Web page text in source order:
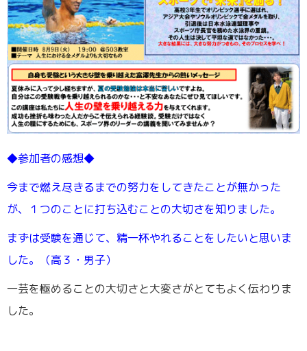
◆参加者の感想◆
今まで燃え尽きるまでの努力をしてきたことが無かった
が、１つのことに打ち込むことの大切さを知りました。
まずは受験を通じて、精一杯やれることをしたいと思いま
した。（高３・男子）
一芸を極めることの大切さと大変さがとてもよく伝わりま
した。